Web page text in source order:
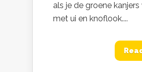
als je de groene
met ui en knoflook....